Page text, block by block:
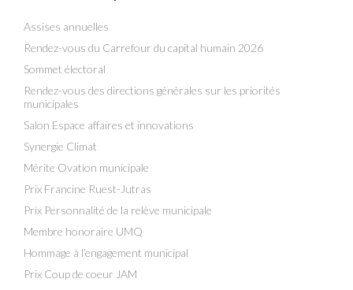
Assises annuelles
Rendez-vous du Carrefour du capital humain 2026
Sommet électoral
Rendez-vous des directions générales sur les priorités
municipales
Salon Espace affaires et innovations
Synergie Climat
Mérite Ovation municipale
Prix Francine Ruest-Jutras
Prix Personnalité de la relève municipale
Membre honoraire UMQ
Hommage à l’engagement municipal
Prix Coup de coeur JAM